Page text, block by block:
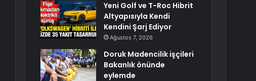
Yeni Golf ve T-Roc Hibrit
Altyapısıyla Kendi
Kendini Şarj Ediyor
Ağustos 7, 2026
Doruk Madencilik işçileri
Bakanlık önünde
eylemde